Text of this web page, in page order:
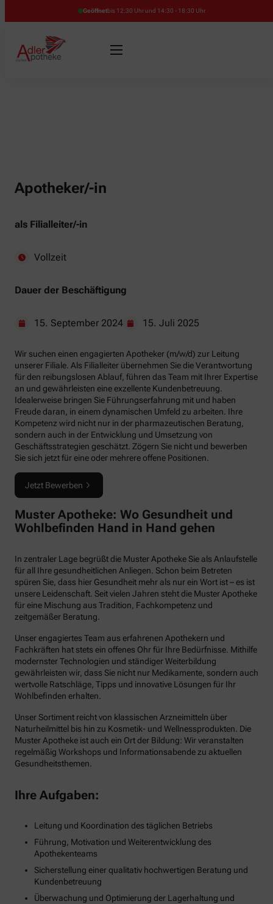
Geöffnetbis 12:30 Uhr und 14:30 - 18:30 Uhr
Apotheker/-in
als Filialleiter/-in
Vollzeit
Dauer der Beschäftigung
15. September 2024 15. Juli 2025
Wir suchen einen engagierten Apotheker (m/w/d) zur Leitung
unserer Filiale. Als Filialleiter übernehmen Sie die Verantwortung
für den reibungslosen Ablauf, führen das Team mit Ihrer Expertise
an und gewährleisten eine exzellente Kundenbetreuung.
Idealerweise bringen Sie Führungserfahrung mit und haben
Freude daran, in einem dynamischen Umfeld zu arbeiten. Ihre
Kompetenz wird nicht nur in der pharmazeutischen Beratung,
sondern auch in der Entwicklung und Umsetzung von
Geschäftsstrategien geschätzt. Zögern Sie nicht und bewerben
Sie sich jetzt für eine oder mehrere offene Positionen.
Jetzt Bewerben
Muster Apotheke: Wo Gesundheit und
Wohlbefinden Hand in Hand gehen
In zentraler Lage begrüßt die Muster Apotheke Sie als Anlaufstelle
für all Ihre gesundheitlichen Anliegen. Schon beim Betreten
spüren Sie, dass hier Gesundheit mehr als nur ein Wort ist – es ist
unsere Leidenschaft. Seit vielen Jahren steht die Muster Apotheke
für eine Mischung aus Tradition, Fachkompetenz und
zeitgemäßer Beratung.
Unser engagiertes Team aus erfahrenen Apothekern und
Fachkräften hat stets ein offenes Ohr für Ihre Bedürfnisse. Mithilfe
modernster Technologien und ständiger Weiterbildung
gewährleisten wir, dass Sie nicht nur Medikamente, sondern auch
wertvolle Ratschläge, Tipps und innovative Lösungen für Ihr
Wohlbefinden erhalten.
Unser Sortiment reicht von klassischen Arzneimitteln über
Naturheilmittel bis hin zu Kosmetik- und Wellnessprodukten. Die
Muster Apotheke ist auch ein Ort der Bildung: Wir veranstalten
regelmäßig Workshops und Informationsabende zu aktuellen
Gesundheitsthemen.
Ihre Aufgaben:
Leitung und Koordination des täglichen Betriebs
Führung, Motivation und Weiterentwicklung des
Apothekenteams
Sicherstellung einer qualitativ hochwertigen Beratung und
Kundenbetreuung
Überwachung und Optimierung der Lagerhaltung und